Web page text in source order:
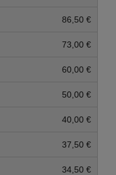
86,50 €
73,00 €
60,00 €
50,00 €
40,00 €
37,50 €
34,50 €